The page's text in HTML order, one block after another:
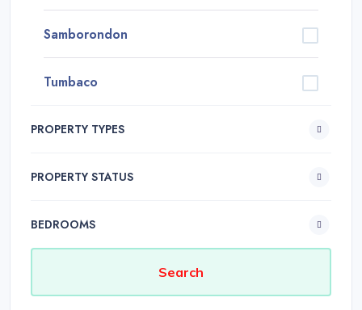
Samborondon
Tumbaco
PROPERTY TYPES
PROPERTY STATUS
BEDROOMS